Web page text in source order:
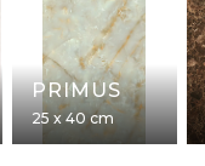
PRIMUS
25 x 40 cm